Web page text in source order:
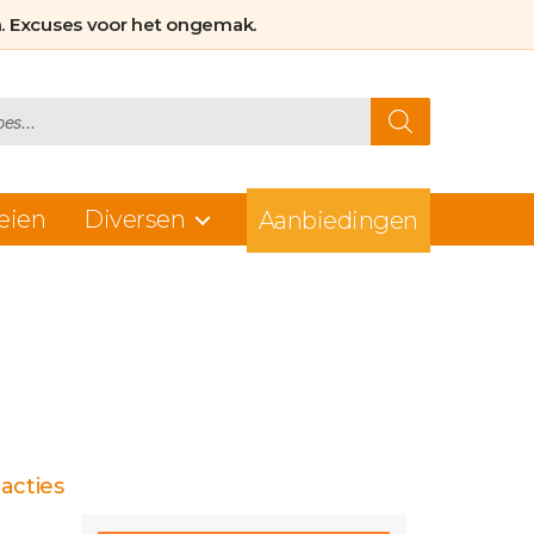
voor het ongemak.
Diversen Aanbiedingen
op